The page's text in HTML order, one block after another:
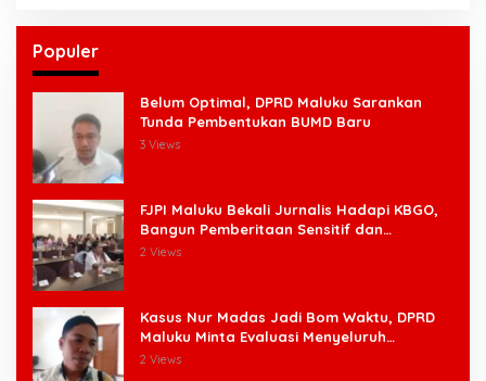
Populer
Belum Optimal, DPRD Maluku Sarankan
3 Views
FJPI Maluku Bekali Jurnalis Hadapi KBGO,
Bangun Pemberitaan Sensitif dan
Berperspektif Korban
2 Views
Kasus Nur Madas Jadi Bom Waktu, DPRD
Maluku Minta Evaluasi Menyeluruh
Pengangkatan Pengangkatan Pejabat
2 Views